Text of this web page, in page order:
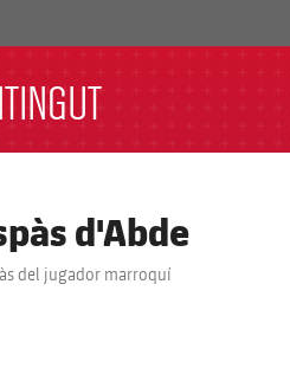
d'Abde
del jugador marroquí